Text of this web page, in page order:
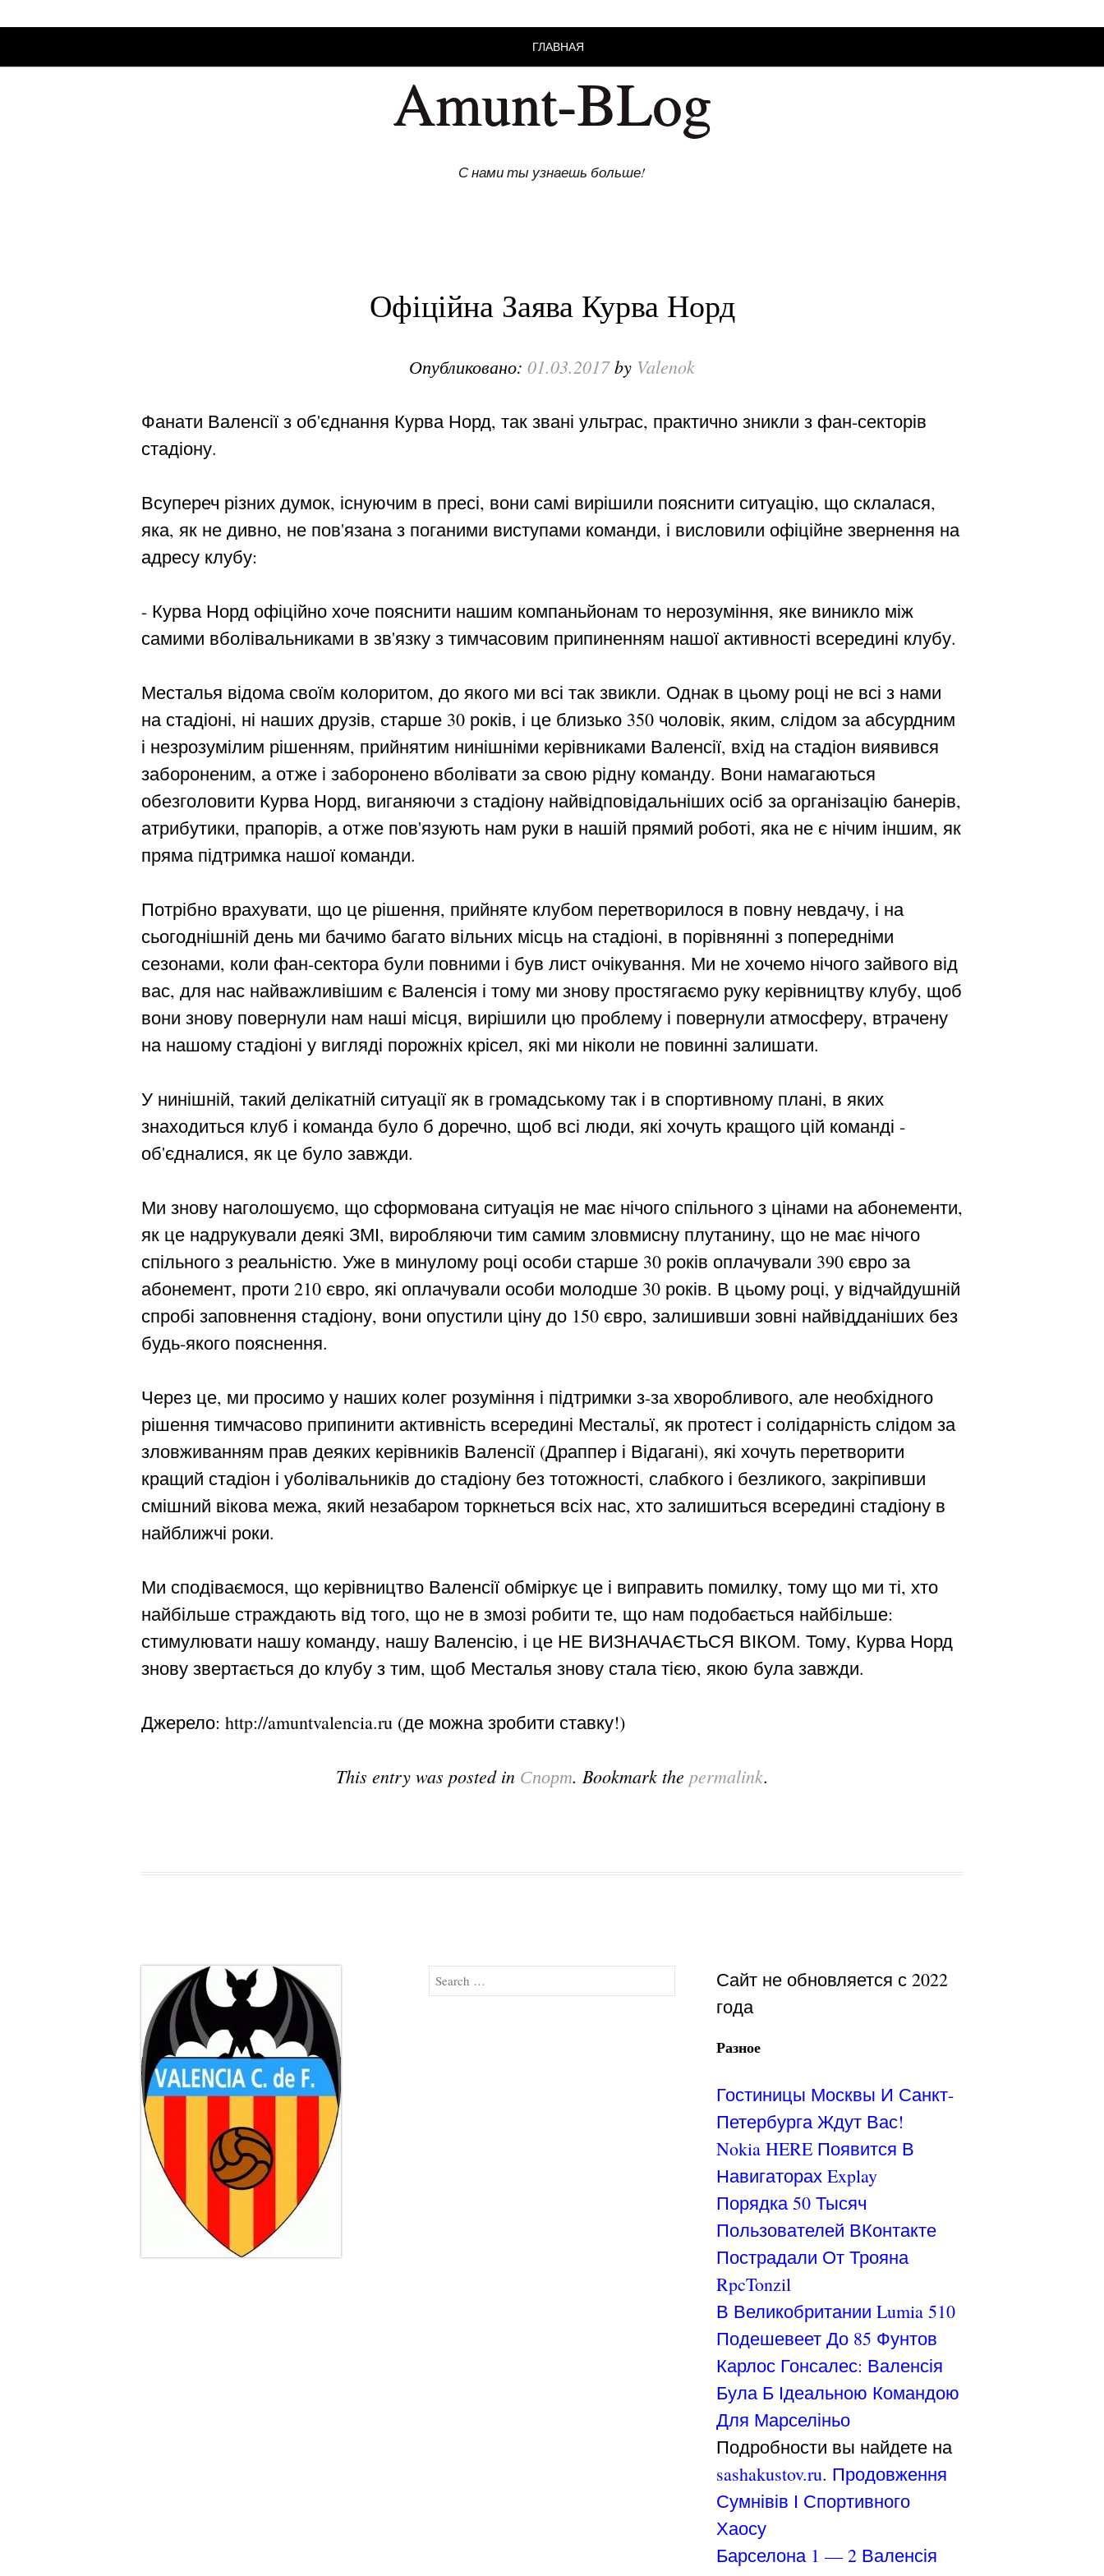
ГЛАВНАЯ
Amunt-BLog
С нами ты узнаешь больше!
Офіційна Заява Курва Норд
Опубликовано: 01.03.2017by Valenok
Фанати Валенсії з об'єднання Курва Норд, так звані ультрас, практично зникли з фан-секторів
стадіону.
Всупереч різних думок, існуючим в пресі, вони самі вирішили пояснити ситуацію, що склалася,
яка, як не дивно, не пов'язана з поганими виступами команди, і висловили офіційне звернення на
адресу клубу:
- Курва Норд офіційно хоче пояснити нашим компаньйонам то нерозуміння, яке виникло між
самими вболівальниками в зв'язку з тимчасовим припиненням нашої активності всередині клубу.
Месталья відома своїм колоритом, до якого ми всі так звикли. Однак в цьому році не всі з нами
на стадіоні, ні наших друзів, старше 30 років, і це близько 350 чоловік, яким, слідом за абсурдним
і незрозумілим рішенням, прийнятим нинішніми керівниками Валенсії, вхід на стадіон виявився
забороненим, а отже і заборонено вболівати за свою рідну команду. Вони намагаються
обезголовити Курва Норд, виганяючи з стадіону найвідповідальніших осіб за організацію банерів,
атрибутики, прапорів, а отже пов'язують нам руки в нашій прямий роботі, яка не є нічим іншим, як
пряма підтримка нашої команди.
Потрібно врахувати, що це рішення, прийняте клубом перетворилося в повну невдачу, і на
сьогоднішній день ми бачимо багато вільних місць на стадіоні, в порівнянні з попередніми
сезонами, коли фан-сектора були повними і був лист очікування. Ми не хочемо нічого зайвого від
вас, для нас найважливішим є Валенсія і тому ми знову простягаємо руку керівництву клубу, щоб
вони знову повернули нам наші місця, вирішили цю проблему і повернули атмосферу, втрачену
на нашому стадіоні у вигляді порожніх крісел, які ми ніколи не повинні залишати.
У нинішній, такий делікатній ситуації як в громадському так і в спортивному плані, в яких
знаходиться клуб і команда було б доречно, щоб всі люди, які хочуть кращого цій команді -
об'єдналися, як це було завжди.
Ми знову наголошуємо, що сформована ситуація не має нічого спільного з цінами на абонементи,
як це надрукували деякі ЗМІ, виробляючи тим самим зловмисну плутанину, що не має нічого
спільного з реальністю. Уже в минулому році особи старше 30 років оплачували 390 євро за
абонемент, проти 210 євро, які оплачували особи молодше 30 років. В цьому році, у відчайдушній
спробі заповнення стадіону, вони опустили ціну до 150 євро, залишивши зовні найвідданіших без
будь-якого пояснення.
Через це, ми просимо у наших колег розуміння і підтримки з-за хворобливого, але необхідного
рішення тимчасово припинити активність всередині Местальї, як протест і солідарність слідом за
зловживанням прав деяких керівників Валенсії (Драппер і Відагані), які хочуть перетворити
кращий стадіон і уболівальників до стадіону без тотожності, слабкого і безликого, закріпивши
смішний вікова межа, який незабаром торкнеться всіх нас, хто залишиться всередині стадіону в
найближчі роки.
Ми сподіваємося, що керівництво Валенсії обміркує це і виправить помилку, тому що ми ті, хто
найбільше страждають від того, що не в змозі робити те, що нам подобається найбільше:
стимулювати нашу команду, нашу Валенсію, і це НЕ ВИЗНАЧАЄТЬСЯ ВІКОМ. Тому, Курва Норд
знову звертається до клубу з тим, щоб Месталья знову стала тією, якою була завжди.
Джерело: http://amuntvalencia.ru (де можна зробити ставку!)
This entry was posted in Спорт. Bookmark the permalink.
Search
Сайт не обновляется с 2022
года
Разное
Гостиницы Москвы И Санкт-
Петербурга Ждут Вас!
Nokia HERE Появится В
Навигаторах Explay
Порядка 50 Тысяч
Пользователей ВКонтакте
Пострадали От Трояна
RpcTonzil
В Великобритании Lumia 510
Подешевеет До 85 Фунтов
Карлос Гонсалес: Валенсія
Була Б Ідеальною Командою
Для Марселіньо
Подробности вы найдете на
sashakustov.ru. Продовження
Сумнівів І Спортивного
Хаосу
Барселона 1 — 2 Валенсія